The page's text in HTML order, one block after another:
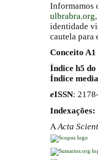
Informamos
ulbrabra.org
identidade
cautela para
Conceito A1
Índice h5
Índice
eISSN:
Indexações:
AActa